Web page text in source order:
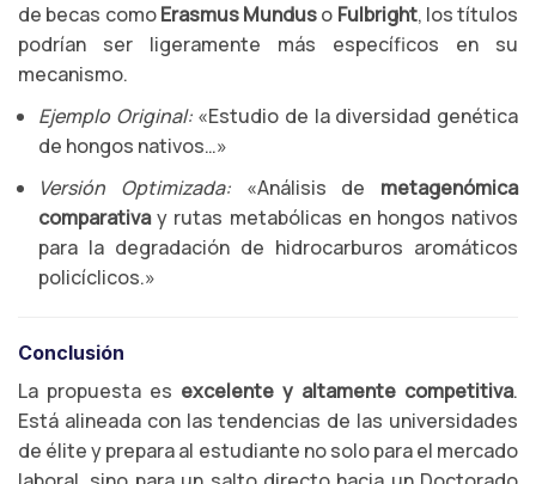
de becas comoErasmus Munduso Fulbright, los títulos
podrían ser ligeramente más específicos en su
mecanismo.
Ejemplo Original:«Estudio de la diversidad genética
de hongos nativos…»
Versión Optimizada:«Análisis de metagenómica
comparativay rutas metabólicas en hongos nativos
para la degradación de hidrocarburos aromáticos
policíclicos.»
Conclusión
La propuesta es excelente y altamente competitiva.
Está alineada con las tendencias de las universidades
de élite y prepara al estudiante no solo para el mercado